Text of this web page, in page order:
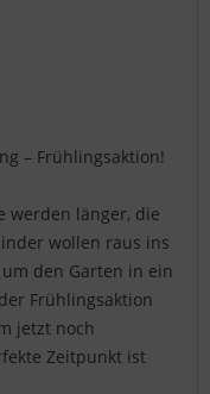
– Frühlingsaktion!
werden länger, die
wollen raus ins
den Garten in ein
Frühlingsaktion
jetzt noch
Zeitpunkt ist